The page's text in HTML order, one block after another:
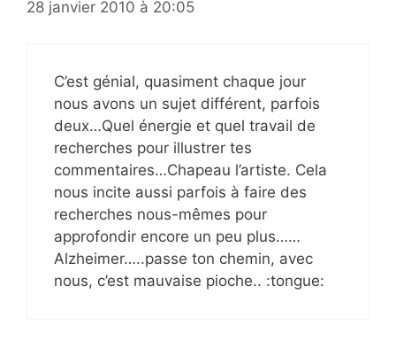
28 janvier 2010 à 20:05
C’est génial, quasiment chaque jour
nous avons un sujet différent, parfois
deux…Quel énergie et quel travail de
recherches pour illustrer tes
commentaires…Chapeau l’artiste. Cela
nous incite aussi parfois à faire des
recherches nous-mêmes pour
approfondir encore un peu plus……
Alzheimer…..passe ton chemin, avec
nous, c’est mauvaise pioche.. :tongue: